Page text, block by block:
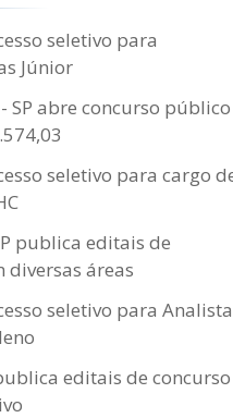
seletivo para
Júnior
abre concurso público
seletivo para cargo
publica editais de
diversas áreas
seletivo para Analista
editais de concurso